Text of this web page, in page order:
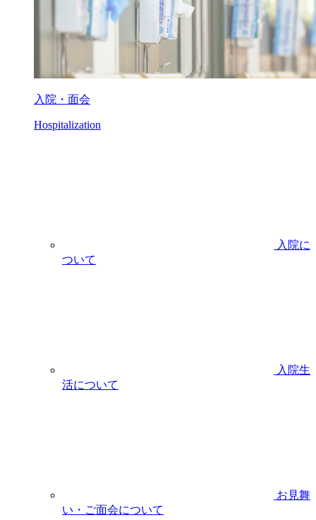
入院・面会
Hospitalization
入院に
ついて
入院生
活について
お見舞
い・ご面会について